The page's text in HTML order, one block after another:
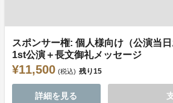
スポンサー権: 個人様向け（公演当日
1st公演＋長文御礼メッセージ
¥11,500 (税込) 残り15
詳細を見る